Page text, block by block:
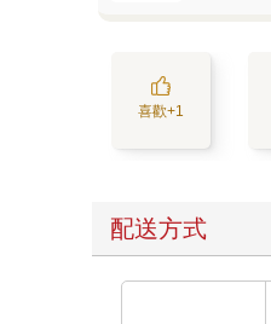
喜歡+1
配送方式